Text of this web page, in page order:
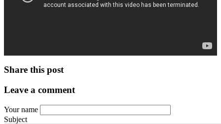
Share this post
Leave a comment
Your name
Subject